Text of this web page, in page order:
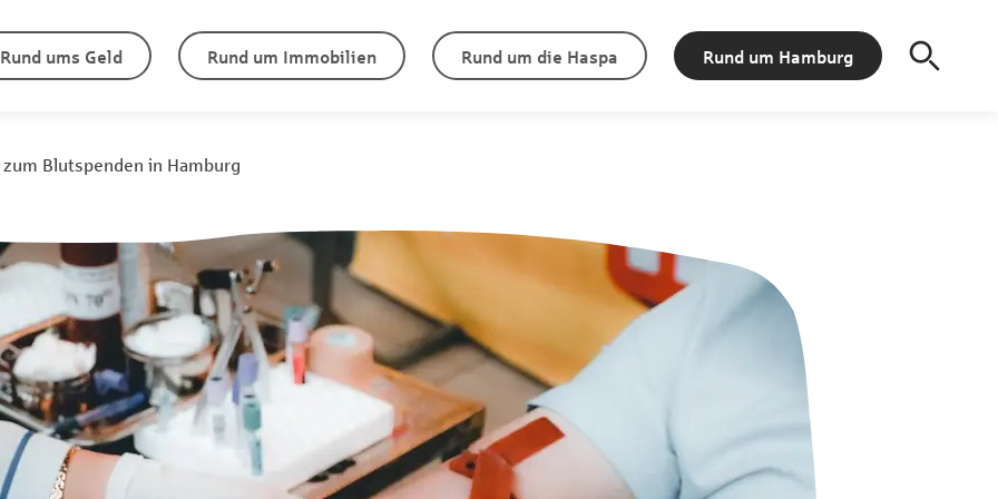
Rund ums Geld Rund um Immobilien Rund um die Haspa Rund um Hamburg
Blutspenden in Hamburg